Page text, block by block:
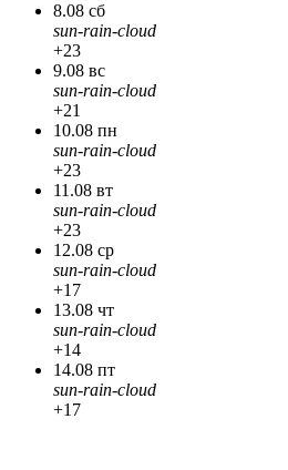
8.08 сб
sun-rain-cloud
+23
9.08 вс
sun-rain-cloud
+21
10.08 пн
sun-rain-cloud
+23
11.08 вт
sun-rain-cloud
+23
12.08 ср
sun-rain-cloud
+17
13.08 чт
sun-rain-cloud
+14
14.08 пт
sun-rain-cloud
+17